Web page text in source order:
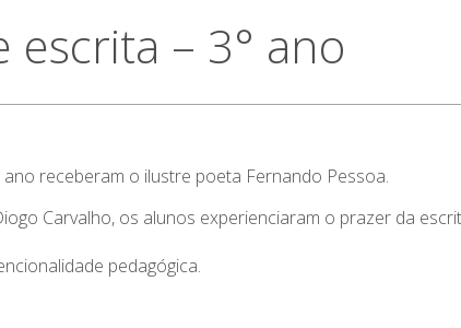
escrita – 3° ano
receberam o ilustre poeta Fernando Pessoa.
Carvalho, os alunos experienciaram o prazer da
pedagógica.